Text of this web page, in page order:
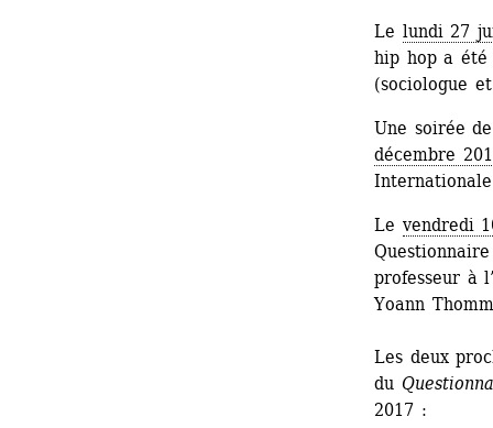
Le lundi 27
hip hop a été
(sociologue
Une soirée
décembre
Le vendredi
professeur à
Yoann
Les deux
du
2017 :